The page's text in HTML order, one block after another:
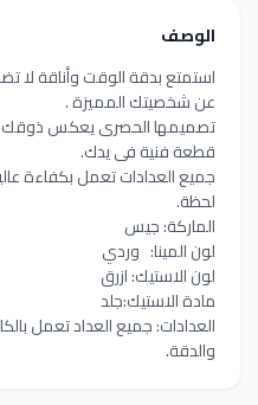
الوصف
استمتع بدقة الوقت وأناقة لا
عن شخصيتك المميزة .
تصميمها الحصرى يعكس ذوقك
قطعة فنية فى يدك.
جميع العدادات تعمل بكفاءة
لحظة.
الماركة: جيس
لون المينا: وردي
لون الاستيك: ازرق
مادة الاستيك:جلد
العدادات: جميع العداد تعمل
والدقة.